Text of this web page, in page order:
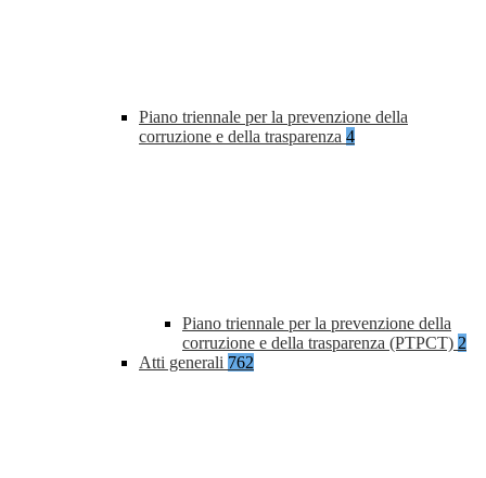
Piano triennale per la prevenzione della
corruzione e della trasparenza 4
Piano triennale per la prevenzione della
corruzione e della trasparenza (PTPCT) 2
Atti generali 762